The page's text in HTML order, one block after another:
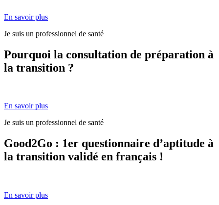
En savoir plus
Je suis un professionnel de santé
Pourquoi la consultation de préparation à
la transition ?
En savoir plus
Je suis un professionnel de santé
Good2Go : 1er questionnaire d’aptitude à
la transition validé en français !
En savoir plus